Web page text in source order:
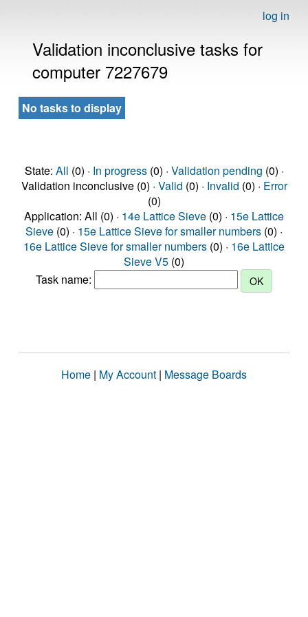
log in
Validation inconclusive tasks for
computer 7227679
No tasks to display
State: All (0) · In progress(0) · Validation pending (0) ·
Validation inconclusive (0) · Valid (0) · Invalid (0) · Error
(0)
Application: All (0) · 14e Lattice Sieve (0) · 15e Lattice
Sieve (0) · 15e Lattice Sieve for smaller numbers (0) ·
16e Lattice Sieve for smaller numbers (0) · 16e Lattice
Sieve V5 (0)
Task name:
Home | My Account | Message Boards